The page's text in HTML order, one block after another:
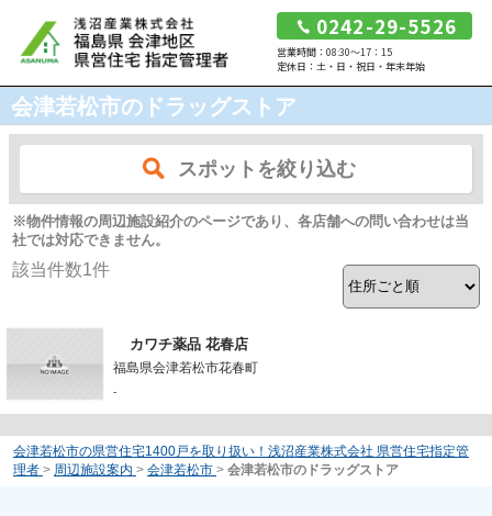
0242-29-5526
営業時間：08:30～17：15
定休日：土・日・祝日・年末年始
会津若松市のドラッグストア
スポットを絞り込む
※物件情報の周辺施設紹介のページであり、各店舗への問い合わせは当
社では対応できません。
該当件数1件
カワチ薬品 花春店
福島県会津若松市花春町
-
会津若松市の県営住宅1400戸を取り扱い！浅沼産業株式会社 県営住宅指定管
理者 > 周辺施設案内 > 会津若松市 > 会津若松市のドラッグストア